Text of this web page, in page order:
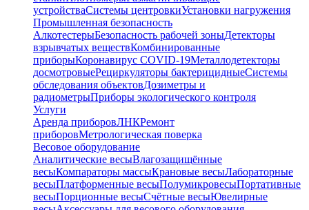
устройстваСистемы центровкиУстановки нагружения
Промышленная безопасность
АлкотестерыБезопасность рабочей зоныДетекторы
взрывчатых веществКомбинированные
приборыКоронавирус COVID-19Металлодетекторы
досмотровыеРециркуляторы бактерицидныеСистемы
обследования объектовДозиметры и
радиометрыПриборы экологического контроля
Услуги
Аренда приборовЛНКРемонт
приборовМетрологическая поверка
Весовое оборудование
Аналитические весыВлагозащищённые
весыКомпараторы массыКрановые весыЛабораторные
весыПлатформенные весыПолумикровесыПортативные
весыПорционные весыСчётные весыЮвелирные